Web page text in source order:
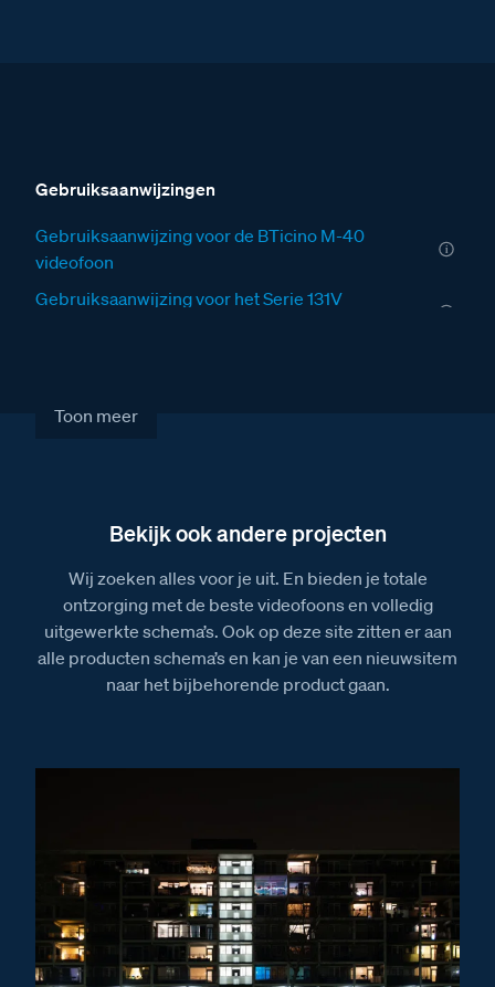
Gebruiksaanwijzingen
Gebruiksaanwijzing voor de BTicino M-40
videofoon
Gebruiksaanwijzing voor het Serie 131V
Installatiewijzer tweedraads systeem video
Installatiewijzer E-63 voeding
Afmetingen
Afmetingen van het BT-Rel relais
Toon meer
Bekijk ook andere projecten
Wij zoeken alles voor je uit. En bieden je totale
ontzorging met de beste videofoons en volledig
uitgewerkte schema’s. Ook op deze site zitten er aan
alle producten schema’s en kan je van een nieuwsitem
naar het bijbehorende product gaan.